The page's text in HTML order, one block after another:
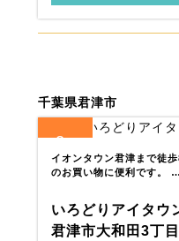
千葉県君津市
2
イオンタウン君津まで徒
のお買い物に便利です。 …
いろどりアイタウ
君津市大和田3丁目